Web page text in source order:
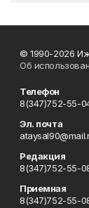
© 1990-2026
Об
Телефон
8(347)752-55-
Эл. почта
Редакция
8(347)752-55-
Приемная
8(347)752-55-